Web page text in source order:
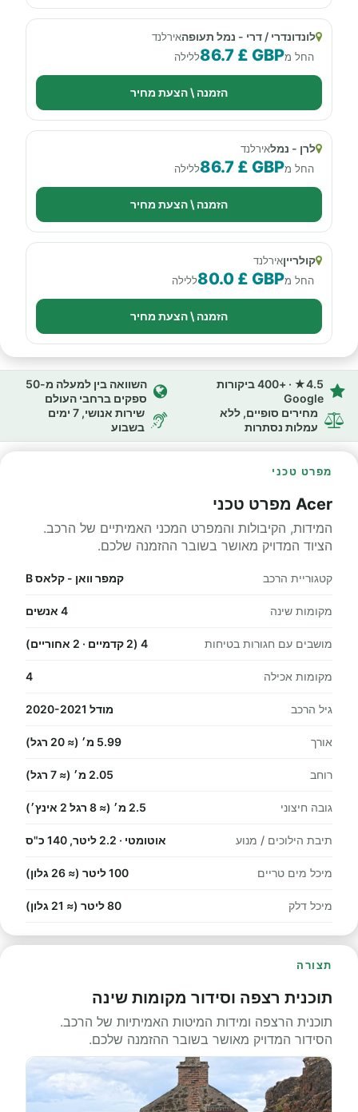
לונדונדרי / דרי - נמל תעופהאירלנד
החל מ86.7 £ GBPללילה
הזמנה \ הצעת מחיר
לרן - נמלאירלנד
החל מ86.7 £ GBPללילה
הזמנה \ הצעת מחיר
קולרייןאירלנד
החל מ80.0 £ GBPללילה
הזמנה \ הצעת מחיר
4.5★ · +400 ביקורות
Google
השוואה בין למעלה מ-50
ספקים ברחבי העולם
מחירים סופיים, ללא
עמלות נסתרות
שירות אנושי, 7 ימים
בשבוע
מפרט טכני
Acer מפרט טכני
המידות, הקיבולות והמפרט המכני האמיתיים של הרכב.
הציוד המדויק מאושר בשובר ההזמנה שלכם.
קטגוריית הרכב קמפר וואן - קלאס B
מקומות שינה 4 אנשים
מושבים עם חגורות בטיחות 4 (2 קדמיים · 2 אחוריים)
מקומות אכילה 4
גיל הרכב מודל 2020-2021
אורך 5.99 מ׳ (≈ 20 רגל)
רוחב 2.05 מ׳ (≈ 7 רגל)
גובה חיצוני 2.5 מ׳ (≈ 8 רגל 2 אינץ׳)
תיבת הילוכים / מנוע אוטומטי · 2.2 ליטר, 140 כ"ס
מיכל מים טריים 100 ליטר (≈ 26 גלון)
מיכל דלק 80 ליטר (≈ 21 גלון)
תצורה
תוכנית רצפה וסידור מקומות שינה
תוכנית הרצפה ומידות המיטות האמיתיות של הרכב.
הסידור המדויק מאושר בשובר ההזמנה שלכם.